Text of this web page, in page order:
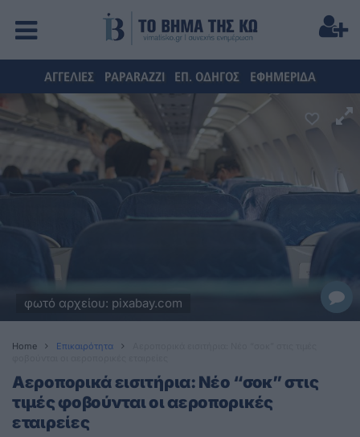
ΑΓΓΕΛΙΕΣ PAPARAZZI ΕΠ. ΟΔΗΓΟΣ ΕΦΗΜΕΡΙΔΑ
φωτό αρχείου: pixabay.com
Home Επικαιρότητα
Αεροπορικά εισιτήρια: Νέο “σοκ” στις
τιμές φοβούνται οι αεροπορικές
εταιρείες